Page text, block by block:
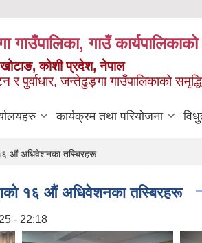
गाउँपालिका, गाउँ कार्यपालिकाको
खोटाङ, कोशी प्रदेश, नेपाल
र पुर्वाधार, जन्तेढुङ्गा गाउँपालिकाको
कार्यक्रम तथा परियोजना
औं अधिवेशनका तस्बिरहरू
१६ औं अधिवेशनका तस्बिरहरू
- 22:18